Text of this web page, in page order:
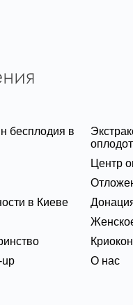
бесплодия в
Центр
в Киеве
О нас